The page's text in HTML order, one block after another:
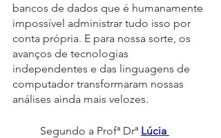
bancos de dados que é humanamente
impossível administrar tudo isso por
conta própria. E para nossa sorte, os
avanços de tecnologias
independentes e das linguagens de
computador transformaram nossas
análises ainda mais velozes.
	Segundo a Profª Drª
Lúcia